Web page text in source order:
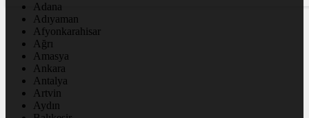
Adana
Adıyaman
Afyonkarahisar
Ağrı
Amasya
Ankara
Antalya
Artvin
Aydın